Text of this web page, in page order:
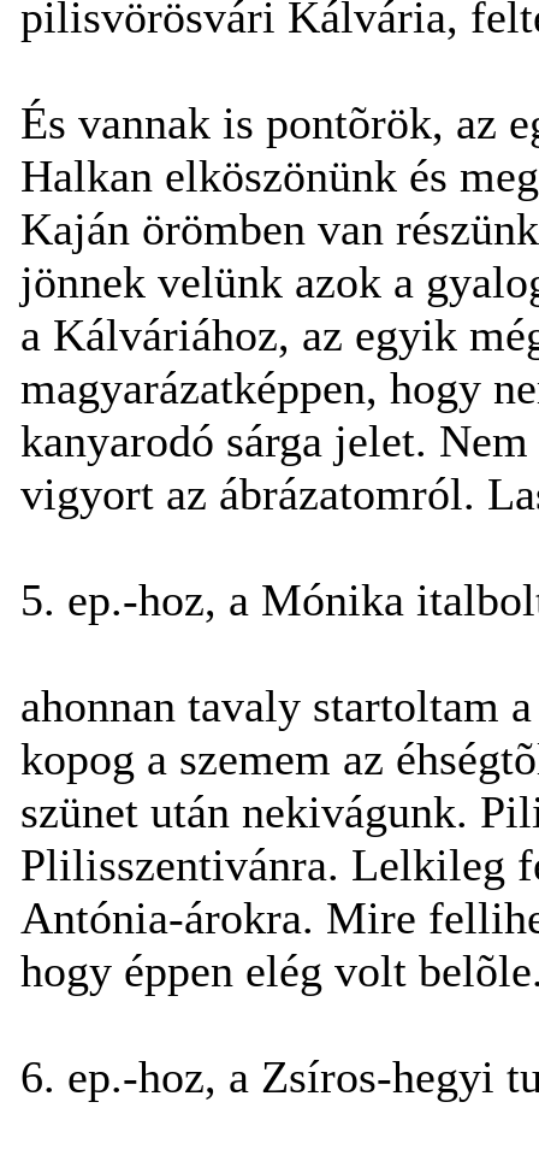
pilisvörösvári Kálvária,
És vannak is pontõrök, az
Halkan elköszönünk és
Kaján örömben van
jönnek velünk azok a
a Kálváriához, az egyik
magyarázatképpen, hogy
kanyarodó sárga jelet.
vigyort az ábrázatomról.
5. ep.-hoz, a Mónika
ahonnan tavaly startoltam
kopog a szemem az
szünet után nekivágunk.
Plilisszentivánra. Lelkileg
Antónia-árokra. Mire
hogy éppen elég volt
6. ep.-hoz, a Zsíros-hegyi